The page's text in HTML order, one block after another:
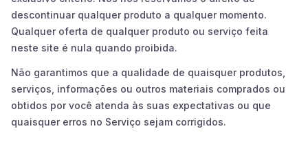
descontinuar qualquer produto a qualquer momento.
Qualquer oferta de qualquer produto ou serviço feita
neste site é nula quando proibida.
Não garantimos que a qualidade de quaisquer produtos,
serviços, informações ou outros materiais comprados ou
obtidos por você atenda às suas expectativas ou que
quaisquer erros no Serviço sejam corrigidos.